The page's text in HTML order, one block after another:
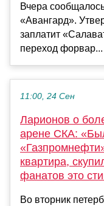
Вчера
«Авангард».
заплатит
переход форвар...
11:00, 24 Сен
Ларионов о
арене СКА:
квартира,
фанатов это
Во вторник